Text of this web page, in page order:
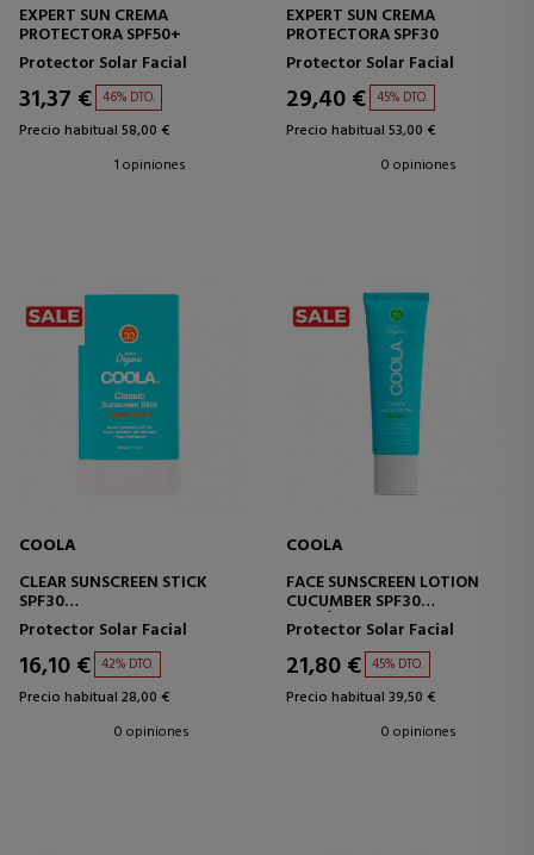
EXPERT SUN CREMA
PROTECTORA SPF50+
Protector Solar Facial
31,37 € 46% DTO.
Precio habitual 58,00 €
1 opiniones
EXPERT SUN CREMA
PROTECTORA SPF30
Protector Solar Facial
29,40 € 45% DTO.
Precio habitual 53,00 €
0 opiniones
COOLA
CLEAR SUNSCREEN STICK
SPF30
PROTECTOR EN BARRA SPF30
Protector Solar Facial
16,10 € 42% DTO.
Precio habitual 28,00 €
0 opiniones
COOLA
FACE SUNSCREEN LOTION
CUCUMBER SPF30
LOCIÓN PROTECTORA SOLAR
PARA EL ROSTRO
Protector Solar Facial
21,80 € 45% DTO.
Precio habitual 39,50 €
0 opiniones